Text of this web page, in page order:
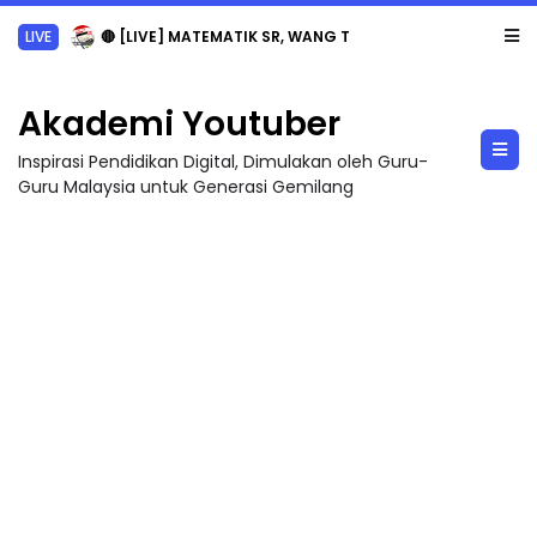
LIVE 🔴 [LIVE] MATEMATIK SR, WANG TAHUN 6 OLEH CIKGU ANITA #ALLINONE #141 #...
Akademi Youtuber
Inspirasi Pendidikan Digital, Dimulakan oleh Guru-
Guru Malaysia untuk Generasi Gemilang